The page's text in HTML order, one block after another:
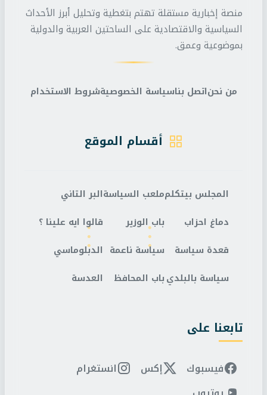
منصة إخبارية مستقلة تهتم بتغطية وتحليل أبرز الأحداث
السياسية والاقتصادية على الساحتين العربية والدولية
بموضوعية وعمق.
من نحناتصل بناسياسة الخصوصيةشروط الاستخدام
أقسام الموقع
المجلس بيتكلم
دماغ احزاب
قعدة سياسة
سياسة بالبلدي
ملعب السياسة
باب الوزير
سياسة ناعمة
باب المحافظ
البر التاني
قالوا ايه علينا ؟
الدبلوماسي
العدسة
تابعنا على
فيسبوك إكس
انستغرام